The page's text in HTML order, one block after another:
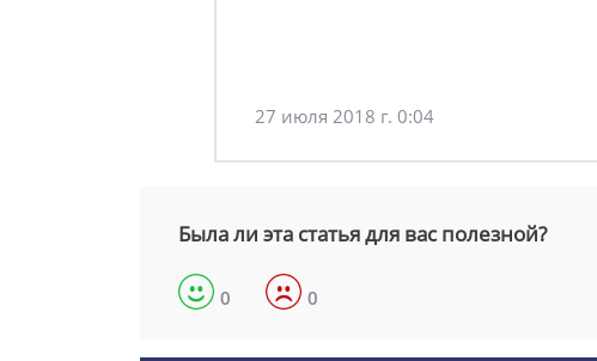
27 июля 2018 г. 0:04
Была ли эта статья для вас полезной?
0 0